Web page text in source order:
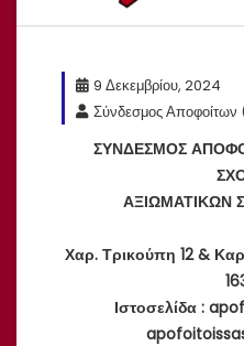
9 Δεκεμβρίου, 2024
Σύνδεσμος
ΣΥΝΔΕΣΜΟΣ
ΑΞΙΩΜΑΤΙΚΩΝ
Χαρ. Τρικούπη 12 &
Ιστοσελίδα :